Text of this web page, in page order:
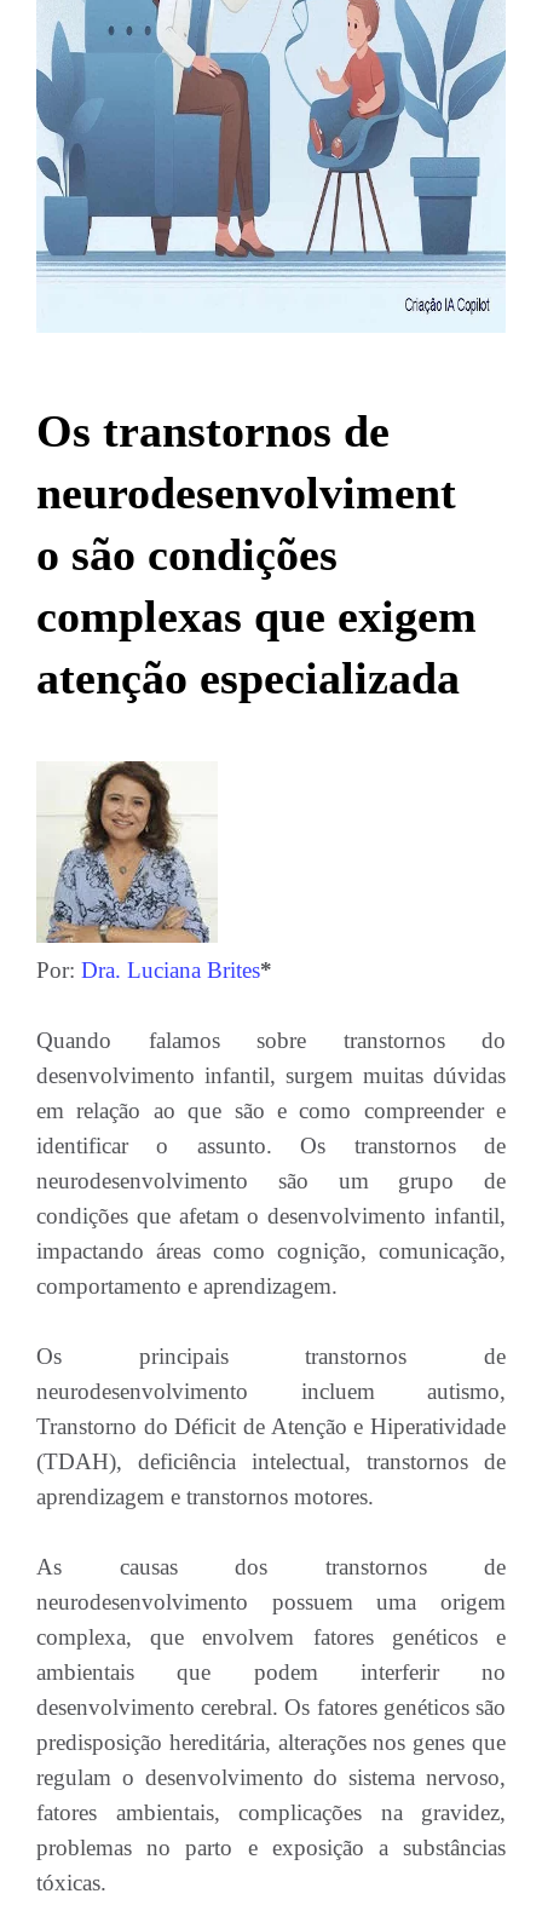
Os transtornos de
neurodesenvolviment
o são condições
complexas que exigem
atenção especializada
Por: Dra. Luciana Brites*
Quando falamos sobre transtornos do
desenvolvimento infantil, surgem muitas dúvidas
em relação ao que são e como compreender e
identificar o assunto. Os transtornos de
neurodesenvolvimento são um grupo de
condições que afetam o desenvolvimento infantil,
impactando áreas como cognição, comunicação,
comportamento e aprendizagem.
Os principais transtornos de
neurodesenvolvimento incluem autismo,
Transtorno do Déficit de Atenção e Hiperatividade
(TDAH), deficiência intelectual, transtornos de
aprendizagem e transtornos motores.
As causas dos transtornos de
neurodesenvolvimento possuem uma origem
complexa, que envolvem fatores genéticos e
ambientais que podem interferir no
desenvolvimento cerebral. Os fatores genéticos são
predisposição hereditária, alterações nos genes que
regulam o desenvolvimento do sistema nervoso,
fatores ambientais, complicações na gravidez,
problemas no parto e exposição a substâncias
tóxicas.